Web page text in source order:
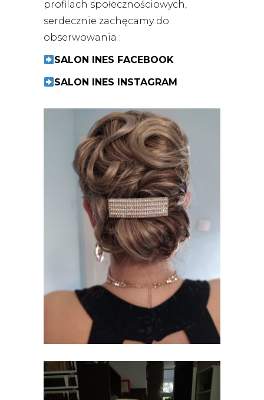
profilach społecznościowych,
serdecznie zachęcamy do
obserwowania :
SALON INES FACEBOOK
SALON INES INSTAGRAM
LATA 20
UPIĘCIA